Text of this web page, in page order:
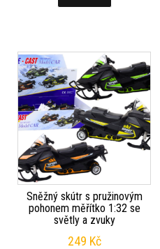
Sněžný skútr s pružinovým
pohonem měřítko 1:32 se
světly a zvuky
249 Kč